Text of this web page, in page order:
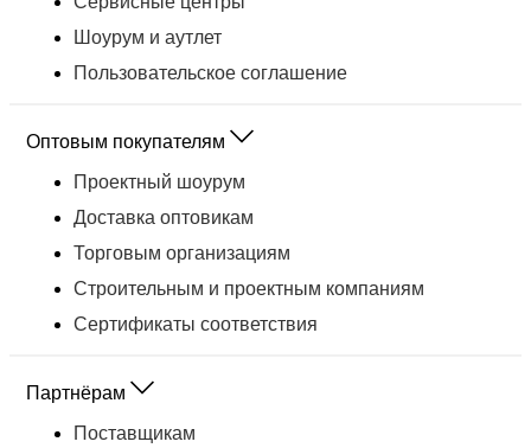
Шоурум и аутлет
Пользовательское соглашение
Оптовым покупателям
Проектный шоурум
Доставка оптовикам
Торговым организациям
Строительным и проектным компаниям
Сертификаты соответствия
Партнёрам
Поставщикам